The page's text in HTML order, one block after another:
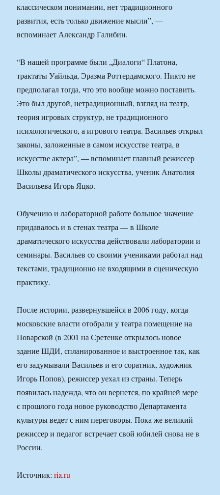
классическом понимании, нет традиционного
развития, есть только движение мысли”, —
вспоминает Александр Галибин.
“В нашей программе были „Диалоги“ Платона,
трактаты Уайльда, Эразма Роттердамского. Никто не
предполагал тогда, что это вообще можно поставить.
Это был другой, нетрадиционный, взгляд на театр,
теория игровых структур, не традиционного
психологического, а игрового театра. Васильев открыл
законы, заложенные в самом искусстве театра, в
искусстве актера”, — вспоминает главный режиссер
Школы драматического искусства, ученик Анатолия
Васильева Игорь Яцко.
Обучению и лабораторной работе большое значение
придавалось и в стенах театра — в Школе
драматического искусства действовали лаборатории и
семинары. Васильев со своими учениками работал над
текстами, традиционно не входящими в сценическую
практику.
После истории, развернувшейся в 2006 году, когда
московские власти отобрали у театра помещение на
Поварской (в 2001 на Сретенке открылось новое
здание ШДИ, спланированное и выстроенное так, как
его задумывали Васильев и его соратник, художник
Игорь Попов), режиссер уехал из страны. Теперь
появилась надежда, что он вернется, по крайней мере
с прошлого года новое руководство Департамента
культуры ведет с ним переговоры. Пока же великий
режиссер и педагог встречает свой юбилей снова не в
России.
Источник:ria.ru